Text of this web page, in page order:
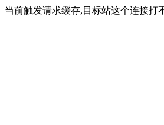
当前触发请求缓存,目标站这个连接